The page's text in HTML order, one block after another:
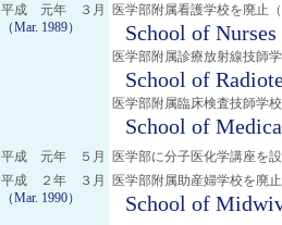
平成 元年 ３月
（Mar. 1989）
医学部附属看護学校を廃止
School of
医学部附属診療放射線技師
School of
医学部附属臨床検査技師学
School of
平成 元年 ５月
医学部に分子医化学講座を
平成 ２年 ３月
（Mar. 1990）
医学部附属助産婦学校を廃
School of